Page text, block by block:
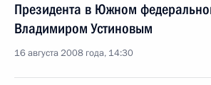
Президента в Южном
Владимиром Устиновым
16 августа 2008 года, 14:30